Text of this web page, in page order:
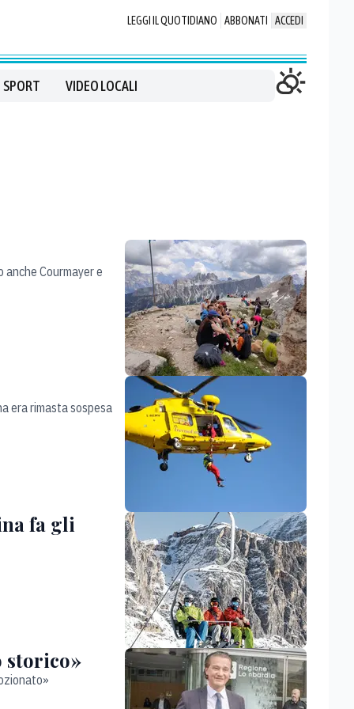
LEGGI IL QUOTIDIANO ABBONATI ACCEDI
SPORT VIDEO LOCALI
Courmayer e
era rimasta sospesa
fa gli
storico»